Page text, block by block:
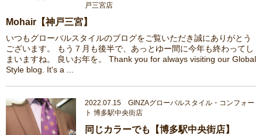
戸三宮店
Mohair【神戸三宮】
いつもグローバルスタイルのブログをご覧いただき誠にありがとう
ございます。 もう７月も後半で、あっとゆー間に今年も終わってし
まいますね。 良いお年を。 Thank you for always visiting our Global
Style blog. It's a ...
2022.07.15 GINZAグローバルスタイル・コンフォー
ト 博多駅中央街店
同じカラーでも【博多駅中央街店】